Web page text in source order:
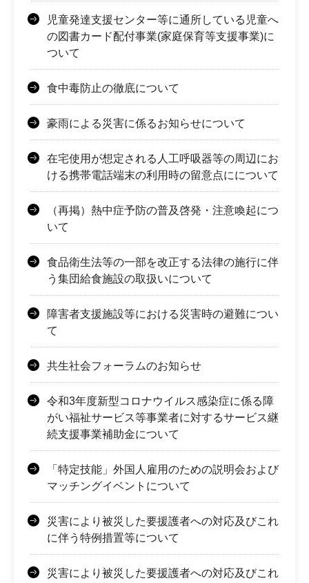
児童発達支援センター等に通所している児童へ
の図書カード配付事業(家庭保育等支援事業)に
ついて
食中毒防止の徹底について
豪雨による災害に係るお知らせについて
在宅使用が想定される人工呼吸器等の周辺にお
ける携帯電話端末の利用時の留意点にについて
（再掲）熱中症予防の普及啓発・注意喚起につ
いて
食品衛生法等の一部を改正する法律の施行に伴
う集団給食施設の取扱いについて
障害者支援施設等における災害時の避難につい
て
共生社会フォーラムのお知らせ
令和3年度新型コロナウイルス感染症に係る障
がい福祉サービス等事業者に対するサービス継
続支援事業補助金について
「特定技能」外国人雇用のための説明会および
マッチングイベントについて
災害により被災した要援護者への対応及びこれ
に伴う特例措置等について
災害により被災した要援護者への対応及びこれ